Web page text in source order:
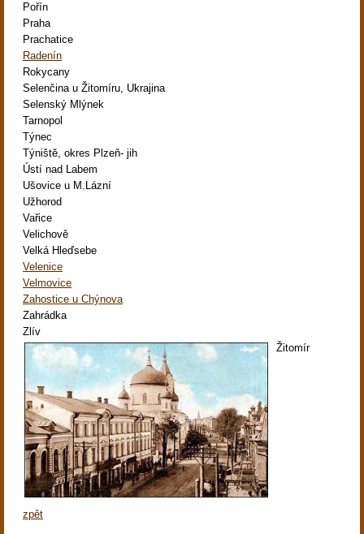
Pořín
Praha
Prachatice
Radenín
Rokycany
Selenčina u Žitomíru, Ukrajina
Selenský Mlýnek
Tarnopol
Týnec
Týniště, okres Plzeň- jih
Ústí nad Labem
Ušovice u M.Lázní
Užhorod
Vařice
Velichově
Velká Hleďsebe
Velenice
Velmovice
Zahostice u Chýnova
Zahrádka
Zlív
Žitomír
zpět